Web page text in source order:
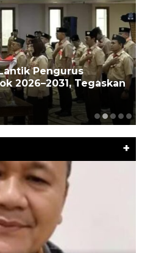
Pengurus
2026–2031, Tegaskan
+